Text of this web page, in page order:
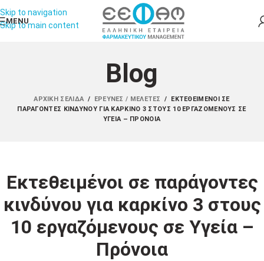
Skip to navigation
Skip to main content
MENU
Blog
ΑΡΧΙΚΉ ΣΕΛΊΔΑ / ΈΡΕΥΝΕΣ / ΜΕΛΈΤΕΣ /
EΚΤΕΘΕΙΜΈΝΟΙ ΣΕ
ΠΑΡΆΓΟΝΤΕΣ ΚΙΝΔΎΝΟΥ ΓΙΑ ΚΑΡΚΊΝΟ 3 ΣΤΟΥΣ 10 ΕΡΓΑΖΌΜΕΝΟΥΣ ΣΕ
ΥΓΕΊΑ – ΠΡΌΝΟΙΑ
Eκτεθειμένοι σε παράγοντες
κινδύνου για καρκίνο 3 στους
10 εργαζόμενους σε Υγεία –
Πρόνοια